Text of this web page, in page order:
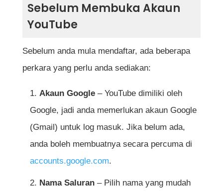
Google?
Apakah saiz gambar profil dan banner
YouTube yang disyorkan?
Adakah saya perlu memuat naik video
terus selepas membuka akaun YouTube?
Bagaimana cara mengaktifkan fungsi
menjana pendapatan di YouTube?
Apakah jenis kandungan yang dibenarkan
Sebelum Membuka Akaun
YouTube
Sebelum anda mula mendaftar, ada beberapa
perkara yang perlu anda sediakan:
Akaun Google– YouTube dimiliki oleh
Google, jadi anda memerlukan akaun Google
(Gmail) untuk log masuk. Jika belum ada,
anda boleh membuatnya secara percuma di
accounts.google.com.
Nama Saluran– Pilih nama yang mudah